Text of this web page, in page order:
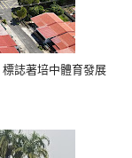
標誌著培中體育發展